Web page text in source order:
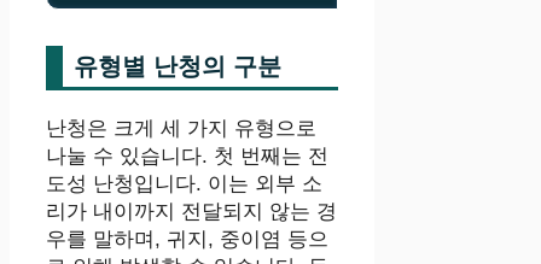
유형별 난청의 구분
난청은 크게 세 가지 유형으로
나눌 수 있습니다. 첫 번째는 전
도성 난청입니다. 이는 외부 소
리가 내이까지 전달되지 않는 경
우를 말하며, 귀지, 중이염 등으